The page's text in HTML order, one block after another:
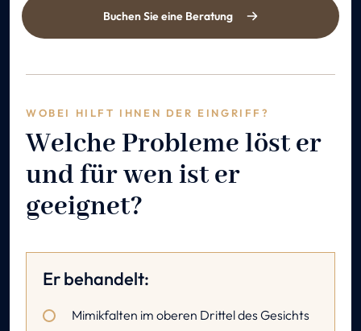
Buchen Sie eine Beratung
WOBEI HILFT IHNEN DER EINGRIFF?
Welche Probleme löst er
und für wen ist er
geeignet?
Er behandelt:
Mimikfalten im oberen Drittel des Gesichts